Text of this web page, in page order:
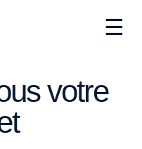
☰
votre